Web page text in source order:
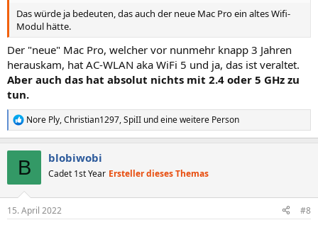
Das würde ja bedeuten, das auch der neue Mac Pro ein altes Wifi-
Modul hätte.
Der "neue" Mac Pro, welcher vor nunmehr knapp 3 Jahren
herauskam, hat AC-WLAN aka WiFi 5 und ja, das ist veraltet.
Aber auch das hat absolut nichts mit 2.4 oder 5 GHz zu
tun.
R
e
e
Nore Ply,Christian1297,SpiII und eine weitere Person
B blobiwobi
Cadet 1st Year Ersteller dieses Themas
15. April 2022 #8